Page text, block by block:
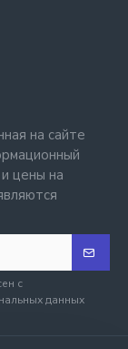
на сайте
цены на
с
данных